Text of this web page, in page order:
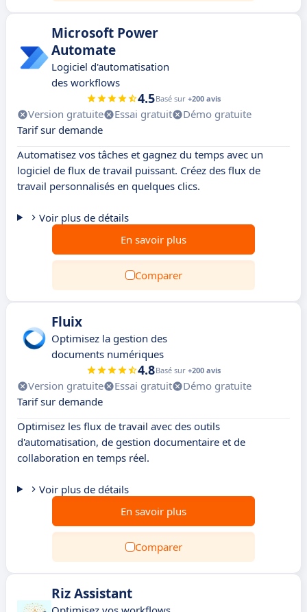
Microsoft Power
Automate
Logiciel d'automatisation
des workflows
4.5Basé sur +200 avis
Version gratuite Essai gratuit
Démo gratuite
Tarif sur demande
Automatisez vos tâches et gagnez du temps avec un
logiciel de flux de travail puissant. Créez des flux de
travail personnalisés en quelques clics.
Voir plus de détails
En savoir plus
Comparer
Fluix
Optimisez la gestion des
documents numériques
4.8Basé sur +200 avis
Version gratuite Essai gratuit
Démo gratuite
Tarif sur demande
Optimisez les flux de travail avec des outils
d'automatisation, de gestion documentaire et de
collaboration en temps réel.
Voir plus de détails
En savoir plus
Comparer
Riz Assistant